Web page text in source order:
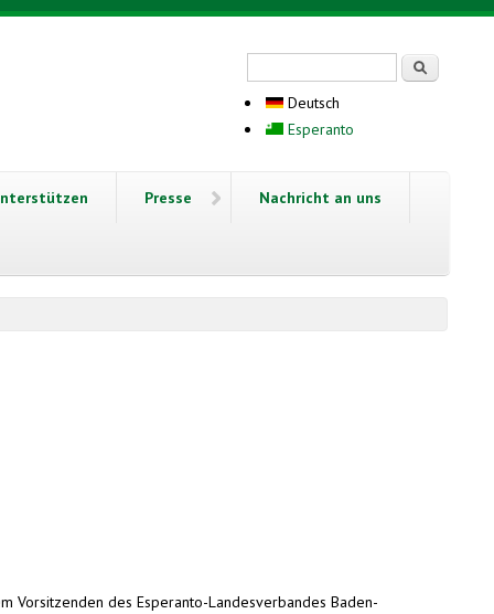
Deutsch
Esperanto
Presse Nachricht an uns
Vorsitzenden des Esperanto-Landesverbandes Baden-